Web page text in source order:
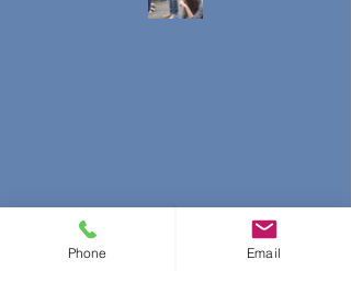
Phone Email